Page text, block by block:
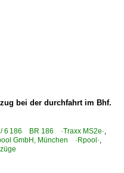
bei der durchfahrt im Bhf.
/ 6 186 BR 186 ·Traxx MS2e·,
GmbH, München ·Rpool·,